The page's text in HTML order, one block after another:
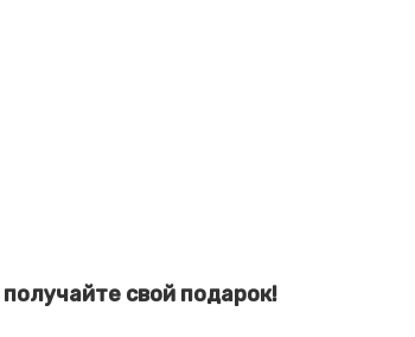
получайте свой подарок!